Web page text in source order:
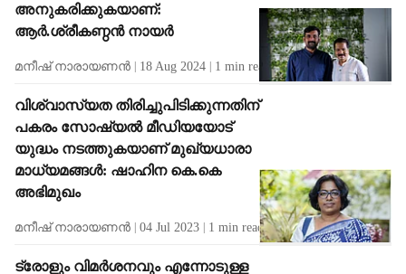
അനുകരിക്കുകയാണ്:
ആർ.ശ്രീകണ്ഠൻ നായർ
മനീഷ് നാരായണന്‍ 18 Aug 2024 1 min read
വിശ്വാസ്യത തിരിച്ചുപിടിക്കുന്നതിന്
പകരം സോഷ്യൽ മീഡിയയോട്
യുദ്ധം നടത്തുകയാണ് മുഖ്യധാരാ
മാധ്യമങ്ങൾ: ഷാഹിന കെ.കെ
അഭിമുഖം
മനീഷ് നാരായണന്‍ 04 Jul 2023 1 min read
ട്രോളും വിമര്‍ശനവും എന്നോടുള്ള